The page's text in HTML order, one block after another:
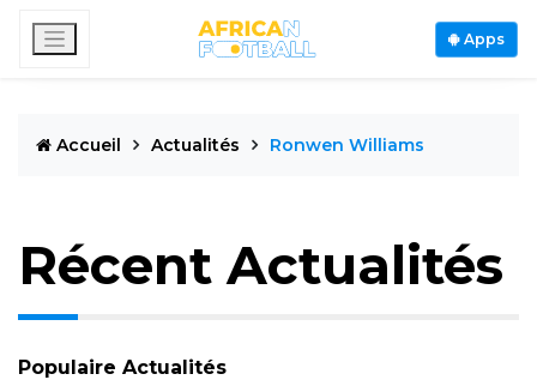
Apps
Accueil Actualités Ronwen Williams
Récent Actualités
Populaire Actualités